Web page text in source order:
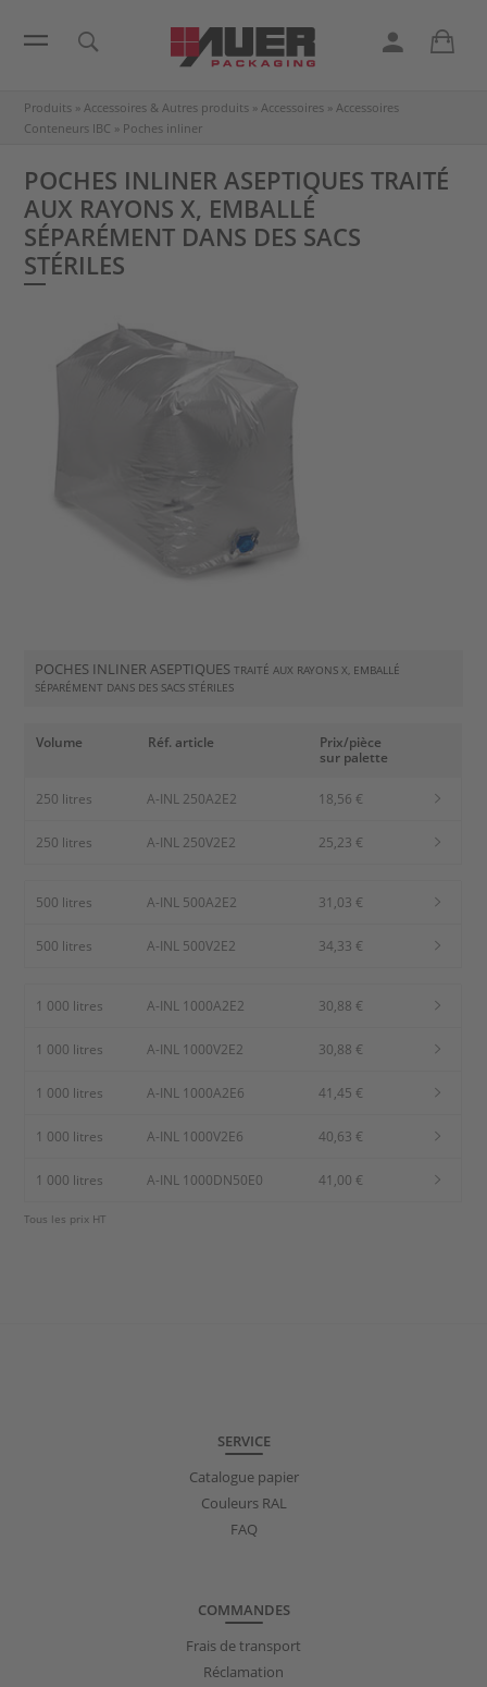
Produits » Accessoires & Autres produits » Accessoires » Accessoires
Conteneurs IBC » Poches inliner
POCHES INLINER ASEPTIQUES TRAITÉ
AUX RAYONS X, EMBALLÉ
SÉPARÉMENT DANS DES SACS
STÉRILES
POCHES INLINER ASEPTIQUESTRAITÉ AUX RAYONS X, EMBALLÉ
SÉPARÉMENT DANS DES SACS STÉRILES
Volume Réf. article
Prix/pièce
sur palette
250 litres A-INL 250A2E2 18,56 €
250 litres A-INL 250V2E2 25,23 €
500 litres A-INL 500A2E2 31,03 €
500 litres A-INL 500V2E2 34,33 €
1 000 litres A-INL 1000A2E2 30,88 €
1 000 litres A-INL 1000V2E2 30,88 €
1 000 litres A-INL 1000A2E6 41,45 €
1 000 litres A-INL 1000V2E6 40,63 €
1 000 litres A-INL 1000DN50E0 41,00 €
Tous les prix HT
SERVICE
Catalogue papier
Couleurs RAL
FAQ
COMMANDES
Frais de transport
Réclamation